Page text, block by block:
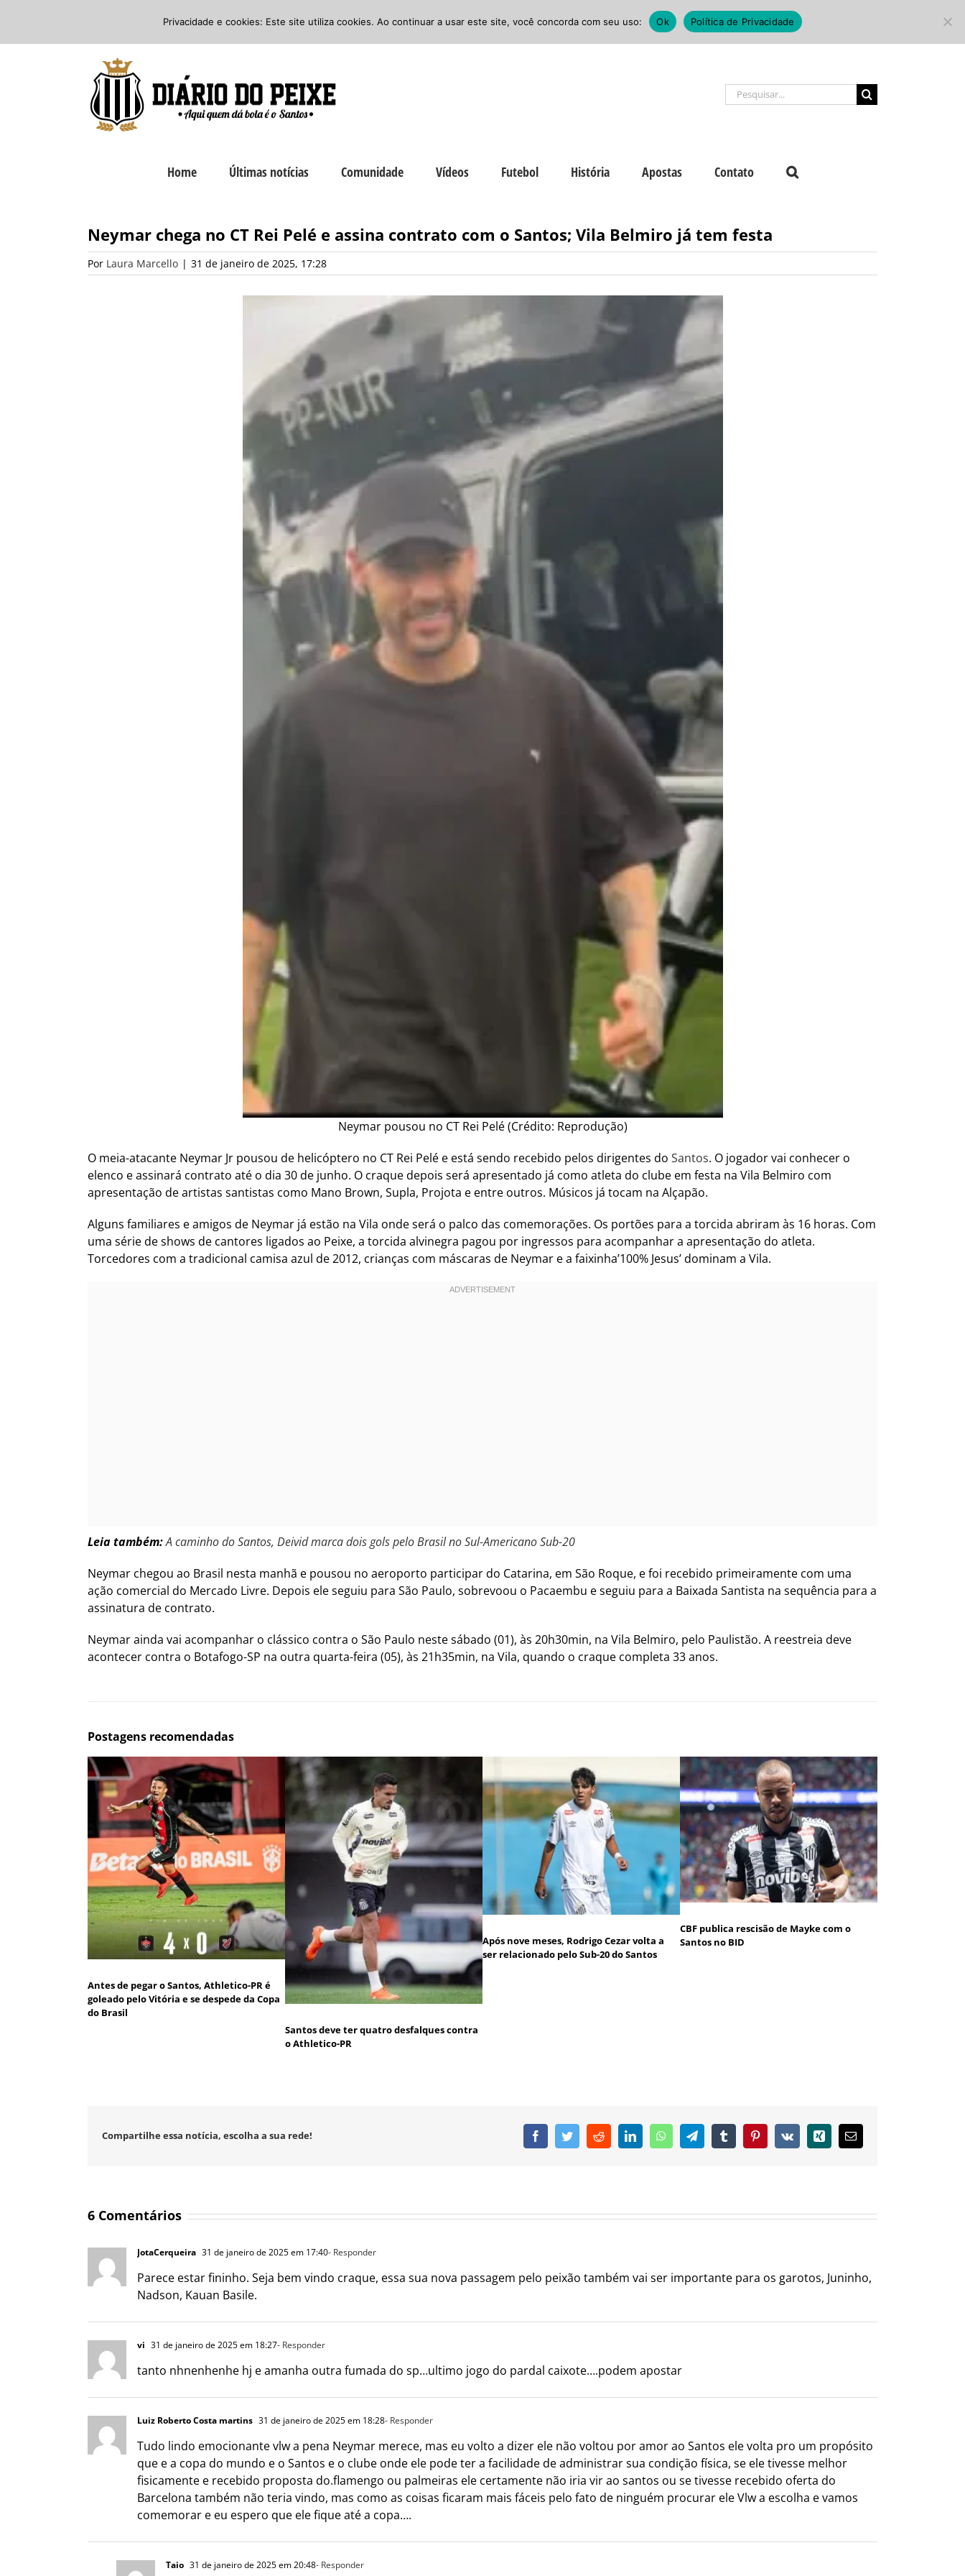
o
Facebook
Instagram
Buscar
resultados
Home Últimas notícias Comunidade Vídeos Futebol História Apostas Contato
Neymar chega no CT Rei Pelé e assina contrato com o Santos; Vila Belmiro já tem festa
Por Laura Marcello | 31 de janeiro de 2025, 17:28
Neymar pousou no CT Rei Pelé (Crédito: Reprodução)
O meia-atacante Neymar Jr pousou de helicóptero no CT Rei Pelé e está sendo recebido pelos dirigentes do Santos. O jogador vai conhecer o
elenco e assinará contrato até o dia 30 de junho. O craque depois será apresentado já como atleta do clube em festa na Vila Belmiro com
apresentação de artistas santistas como Mano Brown, Supla, Projota e entre outros. Músicos já tocam na Alçapão.
Alguns familiares e amigos de Neymar já estão na Vila onde será o palco das comemorações. Os portões para a torcida abriram às 16 horas. Com
uma série de shows de cantores ligados ao Peixe, a torcida alvinegra pagou por ingressos para acompanhar a apresentação do atleta.
Torcedores com a tradicional camisa azul de 2012, crianças com máscaras de Neymar e a faixinha’100% Jesus’ dominam a Vila.
Leia também:A caminho do Santos, Deivid marca dois gols pelo Brasil no Sul-Americano Sub-20
Neymar chegou ao Brasil nesta manhã e pousou no aeroporto participar do Catarina, em São Roque, e foi recebido primeiramente com uma
ação comercial do Mercado Livre. Depois ele seguiu para São Paulo, sobrevoou o Pacaembu e seguiu para a Baixada Santista na sequência para a
assinatura de contrato.
Neymar ainda vai acompanhar o clássico contra o São Paulo neste sábado (01), às 20h30min, na Vila Belmiro, pelo Paulistão. A reestreia deve
acontecer contra o Botafogo-SP na outra quarta-feira (05), às 21h35min, na Vila, quando o craque completa 33 anos.
Postagens recomendadas
Antes de pegar o Santos, Athletico-PR é
goleado pelo Vitória e se despede da Copa
do Brasil
Santos deve ter quatro desfalques contra
o Athletico-PR
Após nove meses, Rodrigo Cezar volta a
ser relacionado pelo Sub-20 do Santos
CBF publica rescisão de Mayke com o
Santos no BID
Compartilhe essa notícia, escolha a sua rede! FacebookTwitterRedditLinkedInWhatsAppTelegramTumblr PinterestVk Xing
E-
mail
6 Comentários
JotaCerqueira 31 de janeiro de 2025 em 17:40- Responder
Parece estar fininho. Seja bem vindo craque, essa sua nova passagem pelo peixão também vai ser importante para os garotos, Juninho,
Nadson, Kauan Basile.
vi 31 de janeiro de 2025 em 18:27- Responder
tanto nhnenhenhe hj e amanha outra fumada do sp…ultimo jogo do pardal caixote….podem apostar
Luiz Roberto Costa martins 31 de janeiro de 2025 em 18:28- Responder
Tudo lindo emocionante vlw a pena Neymar merece, mas eu volto a dizer ele não voltou por amor ao Santos ele volta pro um propósito
que e a copa do mundo e o Santos e o clube onde ele pode ter a facilidade de administrar sua condição física, se ele tivesse melhor
fisicamente e recebido proposta do.flamengo ou palmeiras ele certamente não iria vir ao santos ou se tivesse recebido oferta do
Barcelona também não teria vindo, mas como as coisas ficaram mais fáceis pelo fato de ninguém procurar ele Vlw a escolha e vamos
comemorar e eu espero que ele fique até a copa….
Taio 31 de janeiro de 2025 em 20:48- Responder
Privacidade e cookies: Este site utiliza cookies. Ao continuar a usar este site, você concorda com seu uso: Ok Política de Privacidade